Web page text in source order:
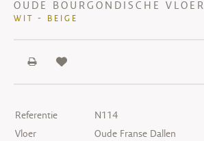
OUDE BOURGONDISCHE VLOER
WIT - BEIGE
Referentie
N114
Vloer
Oude Franse Dallen